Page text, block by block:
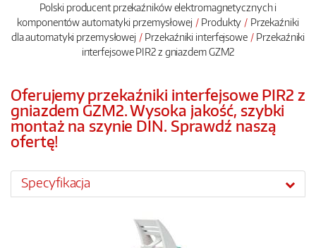
Polski producent przekaźników elektromagnetycznych i
komponentów automatyki przemysłowej
Produkty
Przekaźniki
dla automatyki przemysłowej
Przekaźniki interfejsowe
Przekaźniki
interfejsowe PIR2 z gniazdem GZM2
Oferujemy przekaźniki interfejsowe PIR2 z
gniazdem GZM2. Wysoka jakość, szybki
montaż na szynie DIN. Sprawdź naszą
ofertę!
Specyfikacja